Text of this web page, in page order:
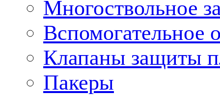
Многоствольное
Вспомогательное
Клапаны защиты
Пакеры